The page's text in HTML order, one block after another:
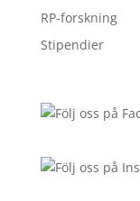
RP-forskning
Stipendier